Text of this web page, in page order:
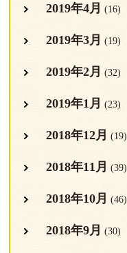
2019年4月 (16)
2019年3月 (19)
2019年2月 (32)
2019年1月 (23)
2018年12月 (19)
2018年11月 (39)
2018年10月 (46)
2018年9月 (30)